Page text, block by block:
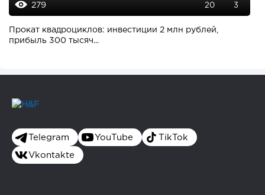
279 20 3
Прокат квадроциклов: инвестиции 2 млн рублей,
прибыль 300 тысяч...
Telegram YouTube TikTok
Vkontakte